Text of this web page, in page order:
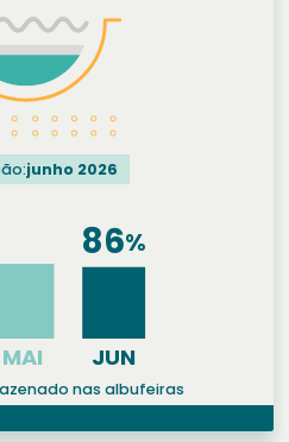
junho 2026
nas albufeiras